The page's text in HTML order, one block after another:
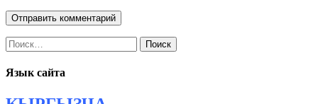
Найти:
Язык сайта